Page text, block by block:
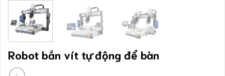
Robot bắn vít tự động để bàn